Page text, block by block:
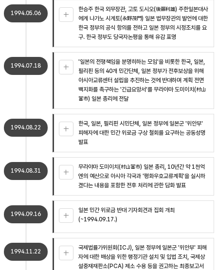
1994.05.06
한승주 한국 외무장관, 고토 도시오(後藤利雄) 주한일본대사
에게 나가노 시게토(永野茂門) 일본 법무장관의 발언에 대한
한국 정부의 공식 항의를 전하고 일본 정부의 시정조치를 요
구. 한국 정부도 당국자논평을 통해 유감 표명
1994.07.18
'일본의 전쟁책임을 분명히하는 모임'을 비롯한 한국, 일본,
필리핀 등의 40개 민간단체, 일본 정부가 전후보상을 위해
아시아교류센터 설립을 추진하는 것에 반대하며 계획 전면
백지화를 촉구하는 '긴급요망서'를 무라야마 도미이치(村山
富市) 일본 총리에 전달
1994.08.22
한국, 일본, 필리핀 시민단체, 일본 정부에 일본군 '위안부'
피해자에 대한 민간 위로금 구상 철회를 요구하는 공동성명
발표
1994.08.31
무라야마 도미이치(村山富市) 일본 총리, 10년간 약 1천억
엔의 예산으로 아시아 각국과 '평화우호교류계획'을 실시하
겠다는 내용을 포함한 전후 처리에 관한 담화 발표
1994.09.16
일본 민간 위로금 반대 기자회견과 집회 개최
(~1994.09.17.)
1994.11.22
국제법률가위원회(ICJ), 일본 정부에 일본군 '위안부' 피해
자에 대한 배상을 위한 행정기관 설치 및 입법 조치, 국제상
설중재재판소(PCA) 제소 수용 등을 권고하는 최종보고서